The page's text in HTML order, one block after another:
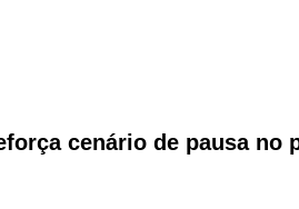
cenário de pausa no